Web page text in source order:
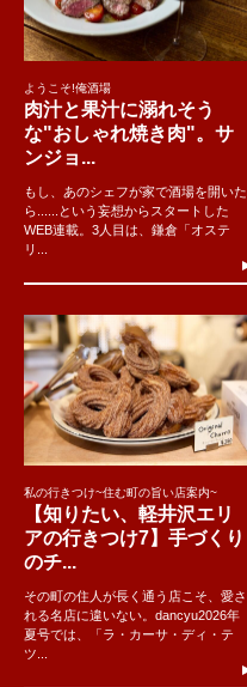
ようこそ!俺酒場
肉汁と果汁に溺れそう
な"おしゃれ焼き肉"。サ
ンジョ...
もし、あのシェフが家で酒場を開いた
ら......という妄想からスタートした
WEB連載。3人目は、鎌倉「オステ
リ...
私の行きつけ~住む町の旨い店案内~
【知りたい、軽井沢エリ
アの行きつけ7】手づくり
のチ...
その町の住人が長く通う店こそ、愛さ
れる名店に違いない。dancyu2026年
夏号では、「ラ・カーサ・ディ・テ
ツ...